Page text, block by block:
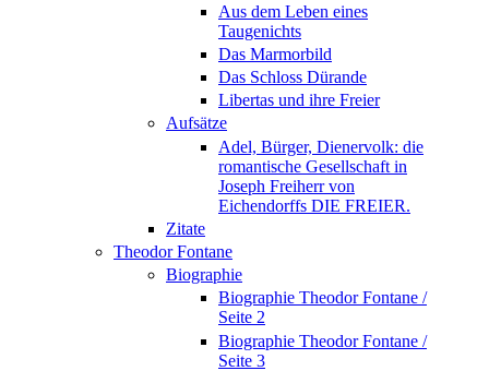
Aus dem Leben eines
Taugenichts
Das Marmorbild
Das Schloss Dürande
Libertas und ihre Freier
Aufsätze
Adel, Bürger, Dienervolk: die
romantische Gesellschaft in
Joseph Freiherr von
Eichendorffs DIE FREIER.
Zitate
Theodor Fontane
Biographie
Biographie Theodor Fontane /
Seite 2
Biographie Theodor Fontane /
Seite 3